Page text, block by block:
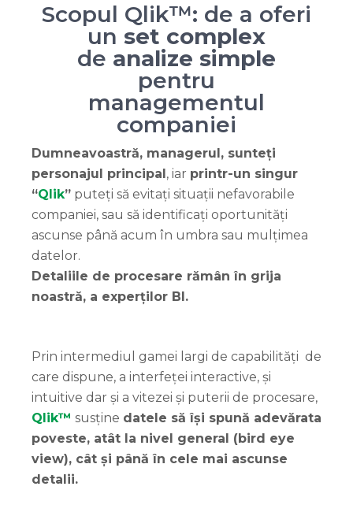
Scopul Qlik™: de a oferi
un set complex
de analize simple
pentru
managementul
companiei
Dumneavoastră, managerul, sunteți
personajul principal, iar printr-un singur
“Qlik” puteți să evitați situații nefavorabile
companiei, sau să identificați oportunități
ascunse până acum în umbra sau mulțimea
datelor.
Detaliile de procesare rămân în grija
noastră, a experților BI.
Prin intermediul gamei largi de capabilități de
care dispune, a interfeței interactive, și
intuitive dar și a vitezei și puterii de procesare,
Qlik™ susține datele să își spună adevărata
poveste, atât la nivel general (bird eye
view), cât și până în cele mai ascunse
detalii.